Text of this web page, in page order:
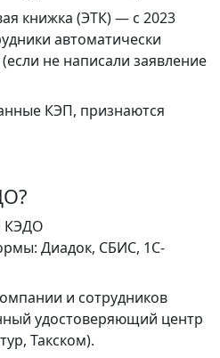
книжка (ЭТК) — с 2023
автоматически
не написали заявление
КЭП, признаются
КЭДО
Диадок, СБИС, 1С-
и сотрудников
удостоверяющий центр
Такском).